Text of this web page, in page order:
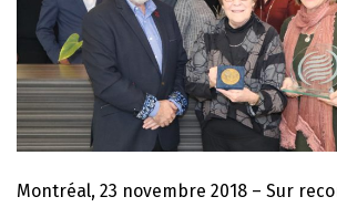
Montréal, 23 novembre 2018 – Sur